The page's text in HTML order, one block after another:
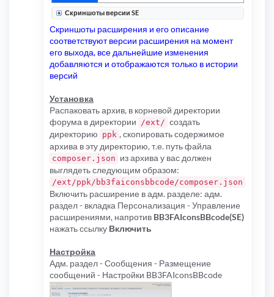
Скриншоты версии SE
Скриншоты расширения и его описание
соответствуют версии расширения на момент
его выхода, все дальнейшие изменения
добавляются и отображаются только в истории
версий
Установка
Распаковать архив, в корневой директории
форума в директории /ext/ создать
директорию ppk , скопировать содержимое
архива в эту директорию, т.е. путь файла
composer.json из архива у вас должен
выглядеть следующим образом:
/ext/ppk/bb3faiconsbbcode/composer.json
Включить расширение в адм. разделе: адм.
раздел - вкладка Персонализация - Управление
расширениями, напротив BB3FAIconsBBcode(SE)
нажать ссылку Включить
Настройка
Адм. раздел - Сообщения - Размещение
сообщений - Настройки BB3FAIconsBBcode